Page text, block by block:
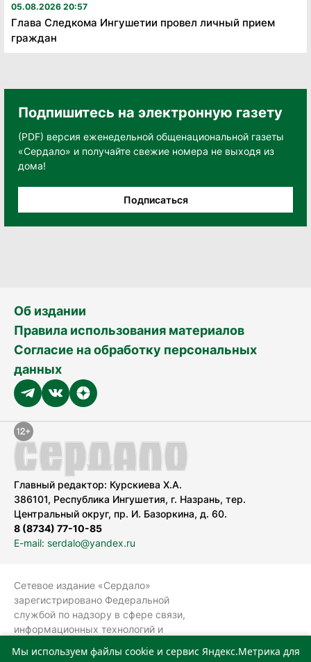
05.08.2026 20:57
Глава Следкома Ингушетии провел личный прием
граждан
Подпишитесь на электронную газету
(PDF) версия еженедельной общенациональной газеты
«Сердало» и получайте свежие номера не выходя из
дома!
Подписаться
Об издании
Правила использования материалов
Согласие на обработку персональных
данных
Главный редактор: Курскиева Х.А.
386101, Республика Ингушетия, г. Назрань, тер.
Центральный округ, пр. И. Базоркина, д. 60.
8 (8734) 77-10-85
E-mail: serdalo@yandex.ru
Сетевое издание «Сердало»
зарегистрировано Федеральной
службой по надзору в сфере связи,
информационных технологий и
(Роскомнадзор).
Мы используем файлы cookie и сервис Яндекс.Метрика для